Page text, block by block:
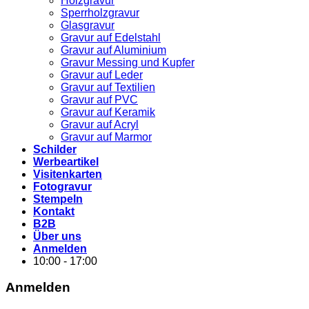
Sperrholzgravur
Glasgravur
Gravur auf Edelstahl
Gravur auf Aluminium
Gravur Messing und Kupfer
Gravur auf Leder
Gravur auf Textilien
Gravur auf PVC
Gravur auf Keramik
Gravur auf Acryl
Gravur auf Marmor
Schilder
Werbeartikel
Visitenkarten
Fotogravur
Stempeln
Kontakt
B2B
Über uns
Anmelden
10:00 - 17:00
Anmelden